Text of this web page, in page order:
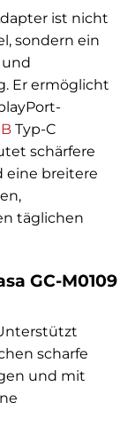
ist nicht
sondern ein
Er ermöglicht
Typ-C
schärfere
eine breitere
täglichen
GC-M0109
scharfe
und mit